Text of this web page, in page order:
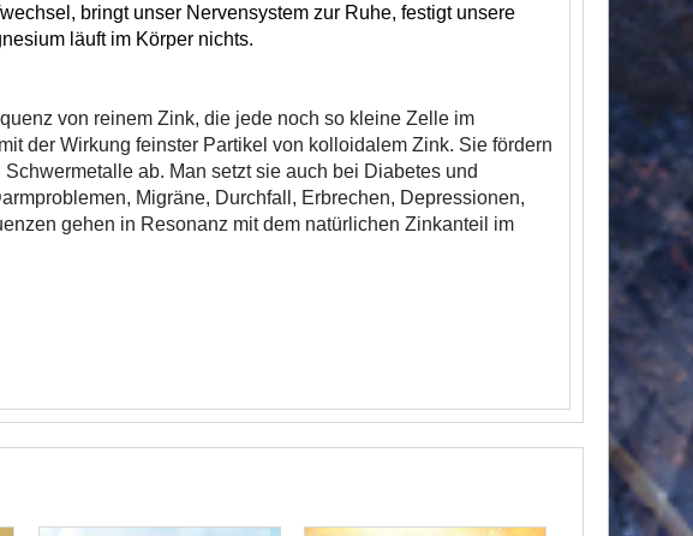
bringt unser Nervensystem zur Ruhe, festigt unsere
läuft im Körper nichts.
von reinem Zink, die jede noch so kleine Zelle im
der Wirkung feinster Partikel von kolloidalem Zink. Sie fördern
ab. Man setzt sie auch bei Diabetes und
Migräne, Durchfall, Erbrechen, Depressionen,
gehen in Resonanz mit dem natürlichen Zinkanteil im